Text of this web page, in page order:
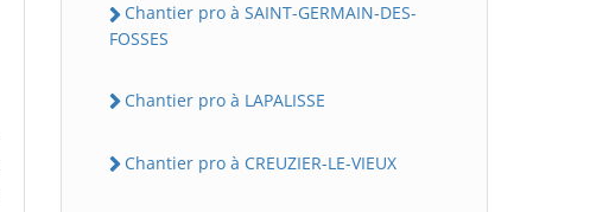
Chantier pro à SAINT-GERMAIN-DES-
FOSSES
Chantier pro à LAPALISSE
Chantier pro à CREUZIER-LE-VIEUX